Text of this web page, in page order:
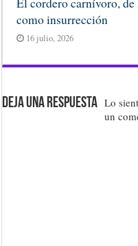
como insurrección
16 julio, 2026
Deja una respuesta Lo
un